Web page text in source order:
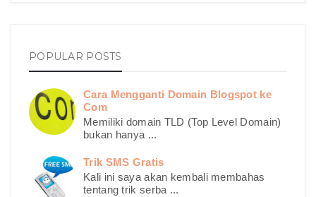
POPULAR POSTS
Cara Mengganti Domain Blogspot ke
Com
Memiliki domain TLD (Top Level Domain)
bukan hanya ...
Trik SMS Gratis
Kali ini saya akan kembali membahas
tentang trik serba ...